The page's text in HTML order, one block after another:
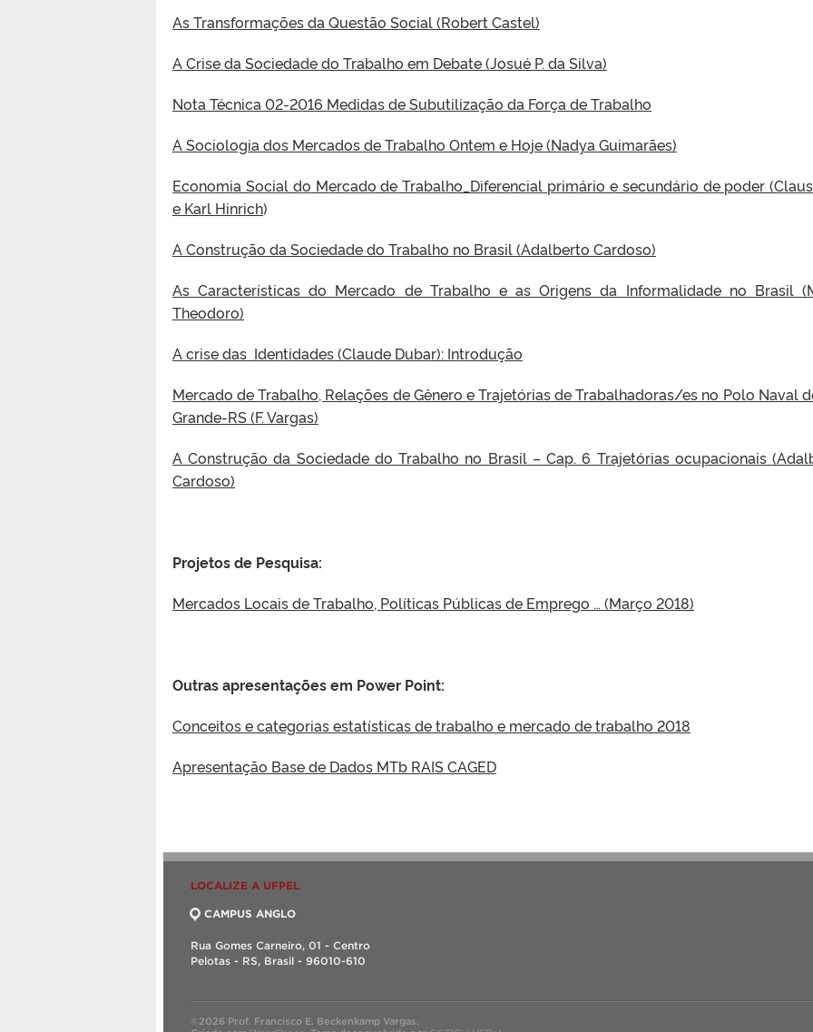
As Transformações da Questão Social (Robert Castel)
A Crise da Sociedade do Trabalho em Debate (Josué P. da Silva)
Nota Técnica 02-2016 Medidas de Subutilização da Força de Trabalho
A Sociologia dos Mercados de Trabalho Ontem e Hoje (Nadya Guimarães)
Economia Social do Mercado de Trabalho_Diferencial primário e secundário de poder
e Karl Hinrich)
A Construção da Sociedade do Trabalho no Brasil (Adalberto Cardoso)
As Características do Mercado de Trabalho e as Origens da Informalidade no Brasil
Theodoro)
A crise das Identidades (Claude Dubar): Introdução
Mercado de Trabalho, Relações de Gênero e Trajetórias de Trabalhadoras/es no Polo Naval
Grande-RS (F. Vargas)
A Construção da Sociedade do Trabalho no Brasil – Cap. 6 Trajetórias ocupacionais
Cardoso)
Projetos de Pesquisa:
Mercados Locais de Trabalho, Políticas Públicas de Emprego … (Março 2018)
Outras apresentações em Power Point:
Conceitos e categorias estatísticas de trabalho e mercado de trabalho 2018
Apresentação Base de Dados MTb RAIS CAGED
LOCALIZE A UFPEL
CAMPUS ANGLO
Rua Gomes Carneiro, 01 - Centro
Pelotas - RS, Brasil - 96010-610
©2026 Prof. Francisco E. Beckenkamp Vargas.